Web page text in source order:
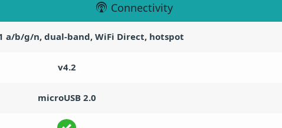
Connectivity
a/b/g/n, dual-band, WiFi Direct, hotspot
v4.2
microUSB 2.0